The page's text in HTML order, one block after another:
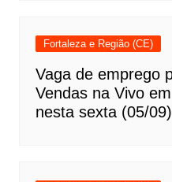
Fortaleza e Região (CE)
Vaga de emprego
Vendas na Vivo
nesta sexta (05/09)